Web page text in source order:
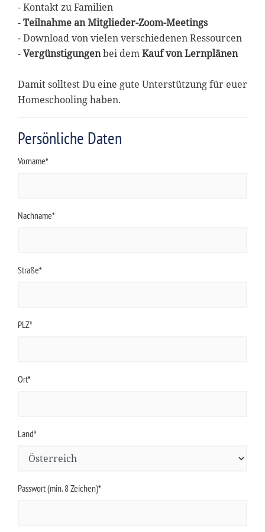
- Kontakt zu Familien
-Teilnahme an Mitglieder-Zoom-Meetings
- Download von vielen verschiedenen Ressourcen
-Vergünstigungenbei demKauf von Lernplänen
Damit solltest Du eine gute Unterstützung für euer
Homeschooling haben.
Persönliche Daten
Vorname*
Nachname*
Straße*
PLZ*
Ort*
Land*
Passwort (min. 8 Zeichen)*